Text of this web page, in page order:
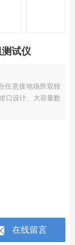
试仪
任意接地场所双钳
口设计、大容量数
在线留言